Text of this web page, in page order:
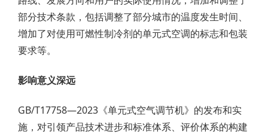
部分技术条款，包括调整了部分城市的温度发生时间、
增加了对使用可燃性制冷剂的单元式空调的标志和包装
要求等。
影响意义深远
GB/T17758—2023《单元式空气调节机》的发布和实
施，对引领产品技术进步和标准体系、评价体系的构建